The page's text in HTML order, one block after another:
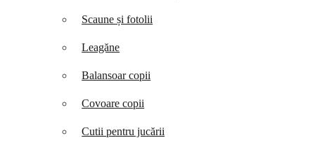
Scaune și fotolii
Leagăne
Balansoar copii
Covoare copii
Cutii pentru jucării